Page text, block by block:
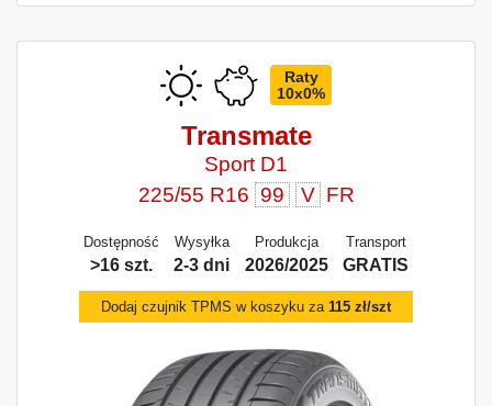
Raty
10x0%
Transmate
Sport D1
225/55 R16 99 V FR
Dostępność
>16 szt.
Wysyłka
2-3 dni
Produkcja
2026/2025
Transport
GRATIS
Dodaj czujnik TPMS w koszyku za 115 zł/szt